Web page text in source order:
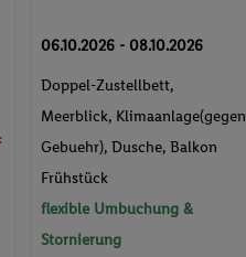
06.10.2026 - 08.10.2026
Doppel-Zustellbett,
Meerblick, Klimaanlage(gegen
Gebuehr), Dusche, Balkon
Frühstück
flexible Umbuchung &
Stornierung